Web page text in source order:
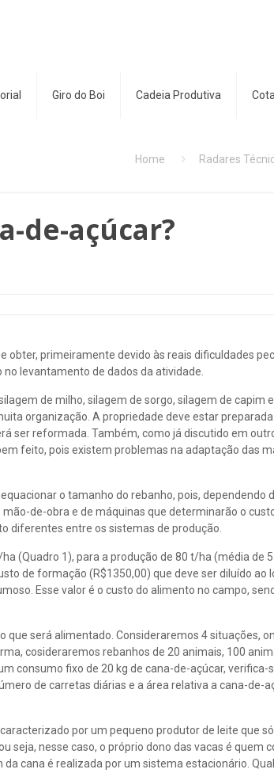
Giro do Boi Cadeia Produtiva
Home Radares
de-açúcar?
obter, primeiramente devido às reais dificuldades
levantamento de dados da atividade.
de milho, silagem de sorgo, silagem de capim
organização. A propriedade deve estar
ser reformada. Também, como já discutido em
feito, pois existem problemas na adaptação das
o tamanho do rebanho, pois, dependendo
de-obra e de máquinas que determinarão o
diferentes entre os sistemas de produção.
(Quadro 1), para a produção de 80 t/ha (média de
de formação (R$1350,00) que deve ser diluído ao
Esse valor é o custo do alimento no campo,
será alimentado. Consideraremos 4 situações,
cosideraremos rebanhos de 20 animais, 100
consumo fixo de 20 kg de cana-de-açúcar, verifica-
de carretas diárias e a área relativa a cana-de-
por um pequeno produtor de leite que
nesse caso, o próprio dono das vacas é quem
cana é realizada por um sistema estacionário.